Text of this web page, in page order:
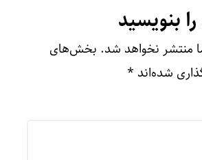
بنویسید
منتشر نخواهد شد. بخش‌های
شده‌اند *